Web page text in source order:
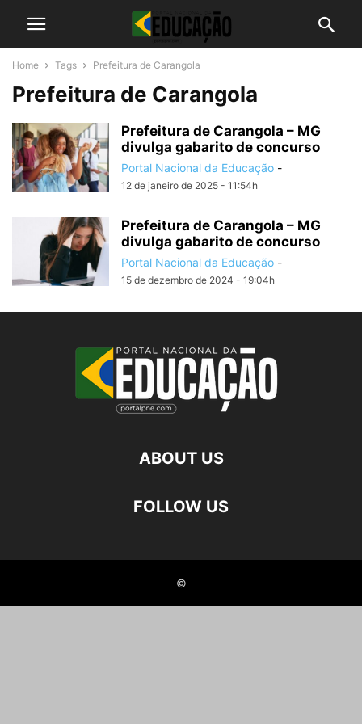
Home Tags Prefeitura de Carangola
Prefeitura de Carangola
Prefeitura de Carangola – MG
divulga gabarito de concurso
Portal Nacional da Educação -
12 de janeiro de 2025 - 11:54h
Prefeitura de Carangola – MG
divulga gabarito de concurso
Portal Nacional da Educação -
15 de dezembro de 2024 - 19:04h
ABOUT US
FOLLOW US
©